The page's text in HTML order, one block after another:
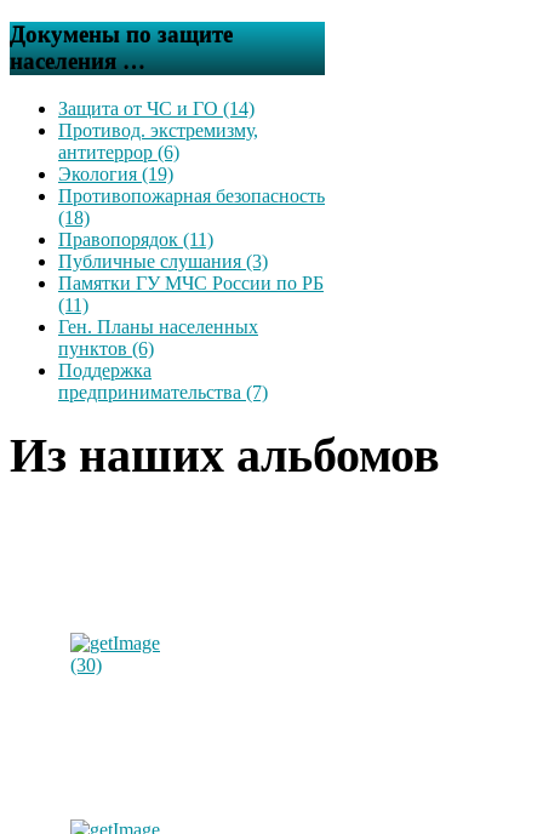
Докумены по защите
населения …
Защита от ЧС и ГО (14)
Противод. экстремизму,
антитеррор (6)
Экология (19)
Противопожарная безопасность
(18)
Правопорядок (11)
Публичные слушания (3)
Памятки ГУ МЧС России по РБ
(11)
Ген. Планы населенных
пунктов (6)
Поддержка
предпринимательства (7)
Из наших альбомов